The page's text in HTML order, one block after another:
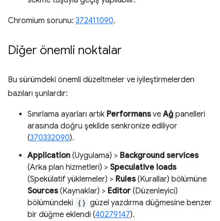
Chromium sorunu: 372411090.
Diğer önemli noktalar
Bu sürümdeki önemli düzeltmeler ve iyileştirmelerden
bazıları şunlardır:
Sınırlama ayarları artık PerformansveAğ panelleri
arasında doğru şekilde senkronize ediliyor
(370332090).
Application (Uygulama) > Background services
(Arka plan hizmetleri) > Speculative loads
(Spekülatif yüklemeler) > Rules(Kurallar) bölümüne
Sources(Kaynaklar) > Editor (Düzenleyici)
bölümündeki {} güzel yazdırma düğmesine benzer
bir düğme eklendi (40279147).